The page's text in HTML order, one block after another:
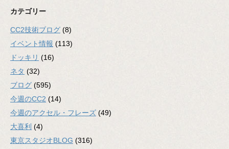
カテゴリー
CC2技術ブログ (8)
イベント情報 (113)
ドッキリ (16)
ネタ (32)
ブログ (595)
今週のCC2 (14)
今週のアクセル・フレーズ (49)
大喜利 (4)
東京スタジオBLOG (316)